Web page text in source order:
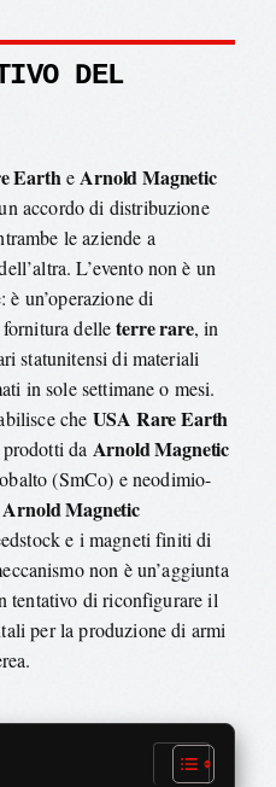
DEL
Earth eArnold Magnetic
accordo di distribuzione
le aziende a
L’evento non è un
è un’operazione di
fornitura delleterre rare, in
statunitensi di materiali
in sole settimane o mesi.
che USA Rare Earth
da Arnold Magnetic
(SmCo) e neodimio-
Arnold Magnetic
e i magneti finiti di
non è un’aggiunta
tentativo di riconfigurare il
per la produzione di armi